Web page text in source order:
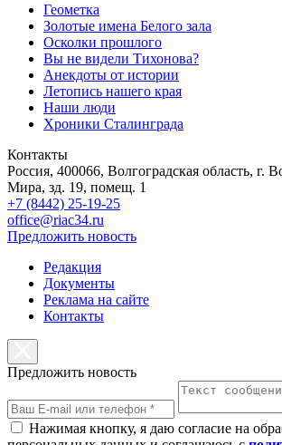
Геометка
Золотые имена Белого зала
Осколки прошлого
Вы не видели Тихонова?
Анекдоты от истории
Летопись нашего края
Наши люди
Хроники Сталинграда
Контакты
Россия, 400066, Волгоградская область, г.
Мира, зд. 19, помещ. 1
+7 (8442) 25-19-25
office@riac34.ru
Предложить новость
Редакция
Документы
Реклама на сайте
Контакты
Предложить новость
Нажимая кнопку, я даю согласие на